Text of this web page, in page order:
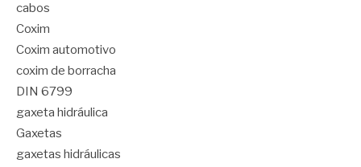
cabos
Coxim
Coxim automotivo
coxim de borracha
DIN 6799
gaxeta hidráulica
Gaxetas
gaxetas hidráulicas